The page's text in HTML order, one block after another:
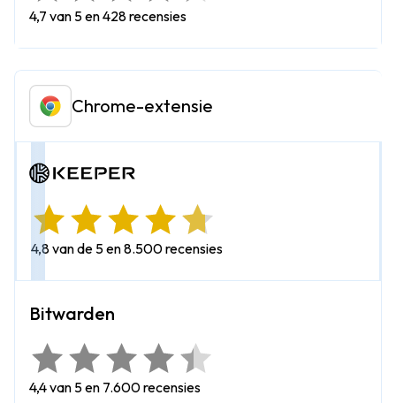
4,7 van 5 en 428 recensies
Chrome-extensie
4,8 van de 5 en 8.500 recensies
4,4 van 5 en 7.600 recensies